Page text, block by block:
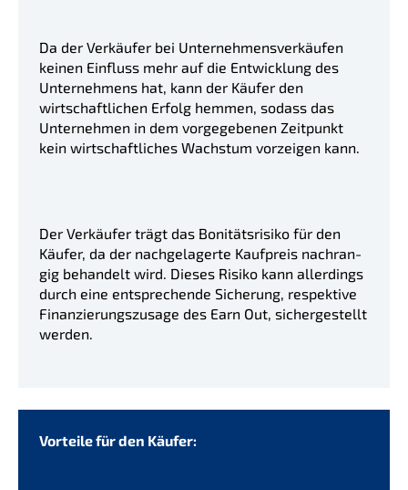
Da der Verkäu­fer bei Unter­neh­mens­ver­käu­fen
keinen Einfluss mehr auf die Entwick­lung des
Unter­neh­mens hat, kann der Käufer den
wirtschaft­li­chen Erfolg hemmen, sodass das
Unter­neh­men in dem vorge­ge­be­nen Zeitpunkt
kein wirtschaft­li­ches Wachs­tum vorzei­gen kann.
Der Verkäu­fer trägt das Bonitäts­ri­si­ko für den
Käufer, da der nachge­la­ger­te Kaufpreis nachran­
gig behan­delt wird. Dieses Risiko kann aller­dings
durch eine entspre­chen­de Siche­rung, respek­ti­ve
Finan­zie­rungs­zu­sa­ge des Earn Out, sicher­ge­stellt
werden.
Vortei­le für den Käufer: